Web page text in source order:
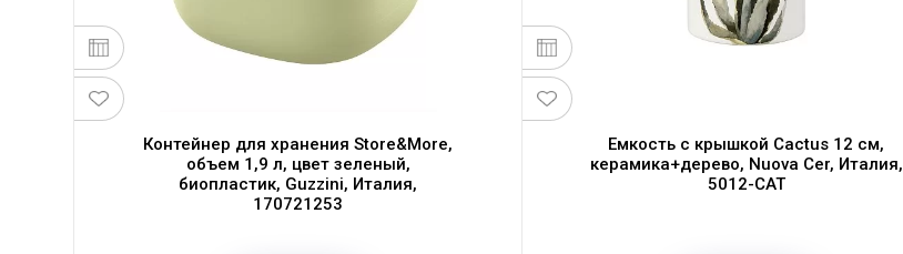
Контейнер для хранения Store&More,
объем 1,9 л, цвет зеленый,
биопластик, Guzzini, Италия,
170721253
Емкость с крышкой Cactus 12 см,
керамика+дерево, Nuova Cer, Италия,
5012-CAT